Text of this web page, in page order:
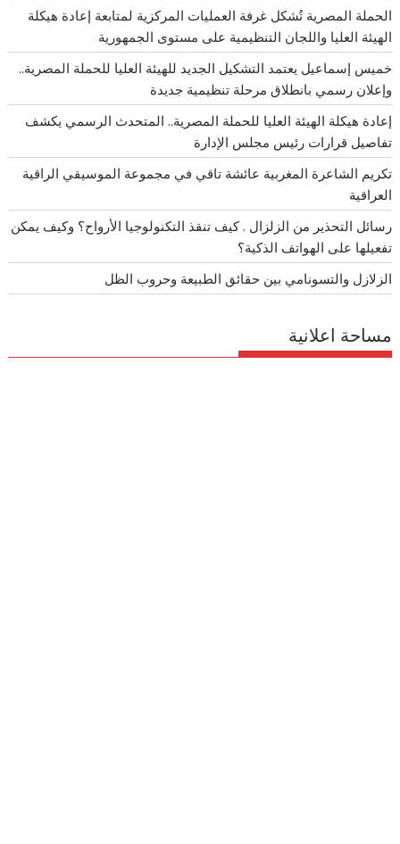
الحملة المصرية تُشكل غرفة العمليات المركزية لمتابعة إعادة هيكلة
الهيئة العليا واللجان التنظيمية على مستوى الجمهورية
خميس إسماعيل يعتمد التشكيل الجديد للهيئة العليا للحملة المصرية..
وإعلان رسمي بانطلاق مرحلة تنظيمية جديدة
إعادة هيكلة الهيئة العليا للحملة المصرية.. المتحدث الرسمي يكشف
تفاصيل قرارات رئيس مجلس الإدارة
تكريم الشاعرة المغربية عائشة تاقي في مجموعة الموسيقي الراقية
العراقية
رسائل التحذير من الزلزال . كيف تنقذ التكنولوجيا الأرواح؟ وكيف يمكن
تفعيلها على الهواتف الذكية؟
الزلازل والتسونامي بين حقائق الطبيعة وحروب الظل
مساحة اعلانية